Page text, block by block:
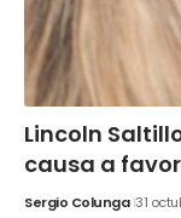
Lincoln
causa a
Sergio Colunga 31